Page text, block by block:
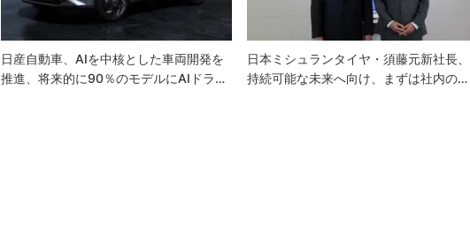
日産自動車、AIを中核とした車両開発を
推進、将来的に90％のモデルにAIドラ…
日本ミシュランタイヤ・須藤元新社長、
持続可能な未来へ向け、まずは社内の…